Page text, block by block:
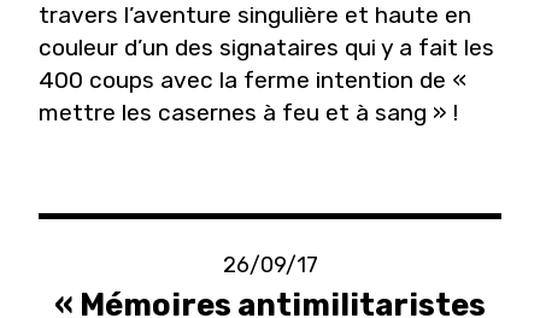
travers l’aventure singulière et haute en
couleur d’un des signataires qui y a fait les
400 coups avec la ferme intention de «
mettre les casernes à feu et à sang » !
26/09/17
« Mémoires antimilitaristes